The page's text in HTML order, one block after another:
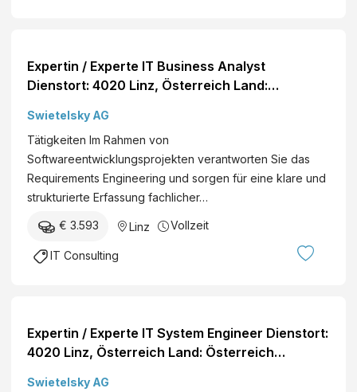
Expertin / Experte IT Business Analyst
Dienstort: 4020 Linz, Österreich Land:
per: ab sofort Details
Swietelsky AG
Tätigkeiten Im Rahmen von
Softwareentwicklungsprojekten verantworten Sie das
Requirements Engineering und sorgen für eine klare und
strukturierte Erfassung fachlicher…
€ 3.593 Linz Vollzeit
IT Consulting
Expertin / Experte IT System Engineer Dienstort:
4020 Linz, Österreich Land: Österreich
Swietelsky AG